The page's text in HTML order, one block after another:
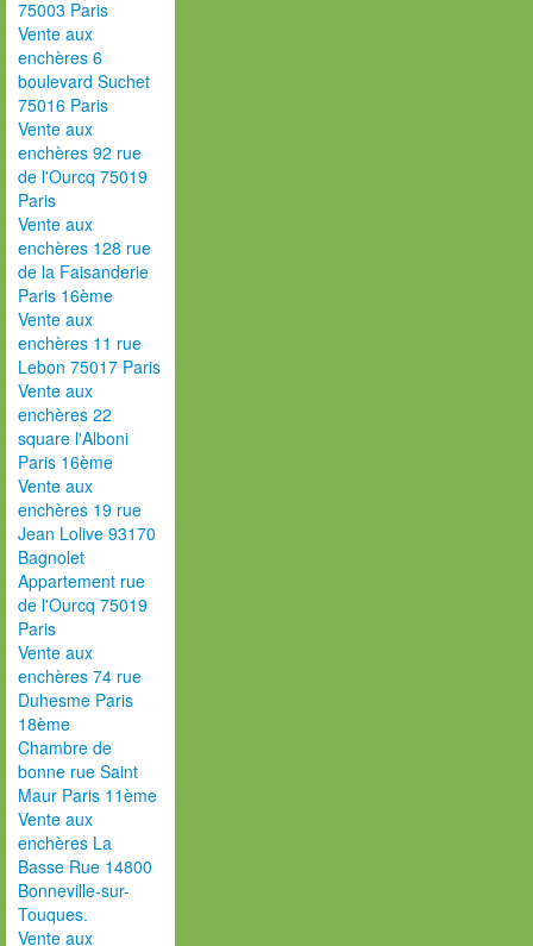
75003 Paris
Vente aux
enchères 6
boulevard Suchet
75016 Paris
Vente aux
enchères 92 rue
de l'Ourcq 75019
Paris
Vente aux
enchères 128 rue
de la Faisanderie
Paris 16ème
Vente aux
enchères 11 rue
Lebon 75017 Paris
Vente aux
enchères 22
square l'Alboni
Paris 16ème
Vente aux
enchères 19 rue
Jean Lolive 93170
Bagnolet
Appartement rue
de l'Ourcq 75019
Paris
Vente aux
enchères 74 rue
Duhesme Paris
18ème
Chambre de
bonne rue Saint
Maur Paris 11ème
Vente aux
enchères La
Basse Rue 14800
Bonneville-sur-
Touques.
Vente aux